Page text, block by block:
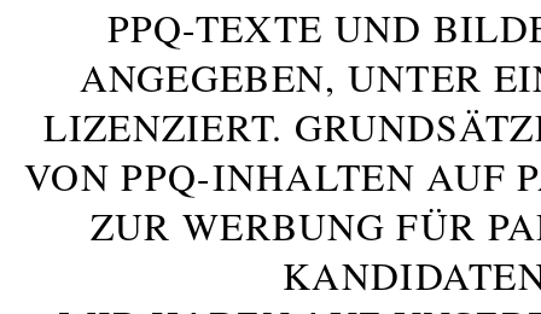
PPQ-TEXTE UND
ANGEGEBEN, UNTER
LIZENZIERT.
VON PPQ-INHALTEN AUF
ZUR WERBUNG FÜR